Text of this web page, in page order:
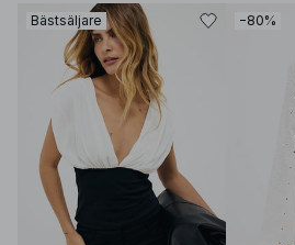
Bästsäljare −80%